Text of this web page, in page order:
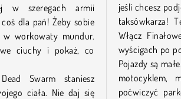
w szeregach armii
dla pań! Żeby sobie
workowaty mundur.
ciuchy i pokaż, co
Swarm staniesz
ciała. Nie daj się
jeśli chcesz
taksówkarza!
Włącz
wyścigach po
Pojazdy są
motocyklem,
poćwiczyć